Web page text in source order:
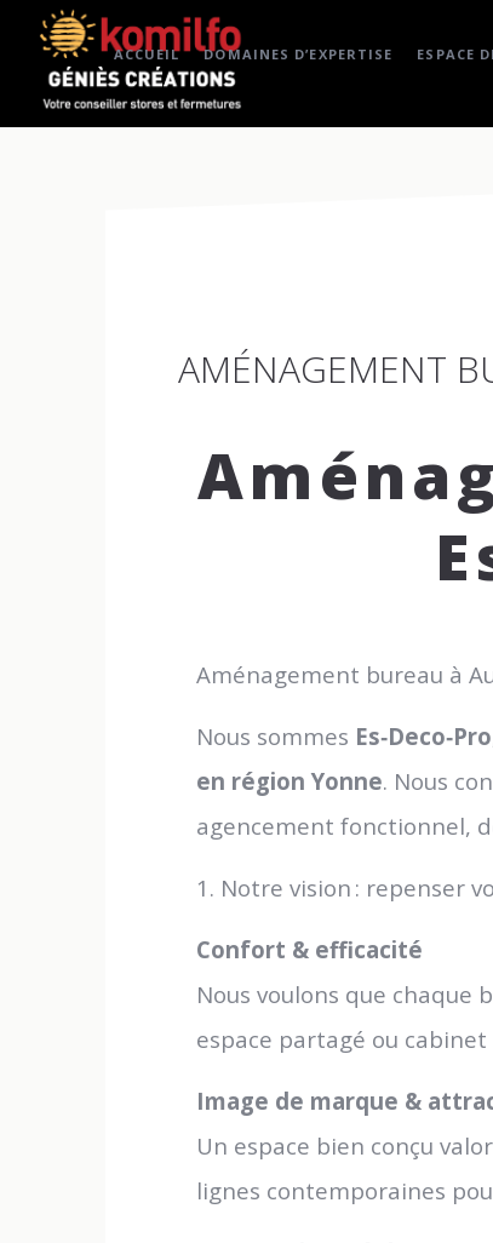
ACCUEIL DOMAINES D’EXPERTISE ESPACE
AMÉNAGEMENT
Aménagement bureau à
Nous sommes Es‑Deco‑Pro
en région Yonne. Nous
agencement fonctionnel,
1. Notre vision : repenser
Confort & efficacité
Nous voulons que chaque
espace partagé ou
Image de marque &
Un espace bien conçu
lignes contemporaines